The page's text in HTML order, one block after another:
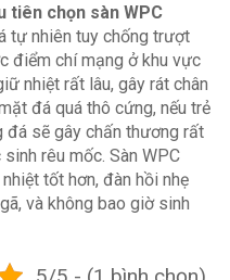
tiên chọn sàn WPC
tự nhiên tuy chống trượt
điểm chí mạng ở khu vực
nhiệt rất lâu, gây rát chân
đá quá thô cứng, nếu trẻ
sẽ gây chấn thương rất
rêu mốc. Sàn WPC
tốt hơn, đàn hồi nhẹ
và không bao giờ sinh